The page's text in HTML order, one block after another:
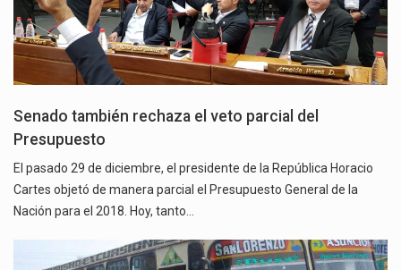
Senado también rechaza el veto parcial del
Presupuesto
El pasado 29 de diciembre, el presidente de la República Horacio
Cartes objetó de manera parcial el Presupuesto General de la
Nación para el 2018. Hoy, tanto…